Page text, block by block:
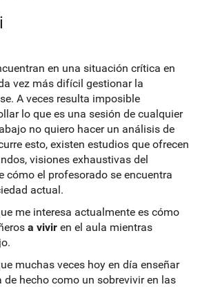
en una situación crítica en
vez más difícil gestionar la
A veces resulta imposible
lo que es una sesión de cualquier
no quiero hacer un análisis de
esto, existen estudios que ofrecen
visiones exhaustivas del
cómo el profesorado se encuentra
actual.
me interesa actualmente es cómo
a vivir en el aula mientras
muchas veces hoy en día enseñar
de hecho como un sobrevivir en las